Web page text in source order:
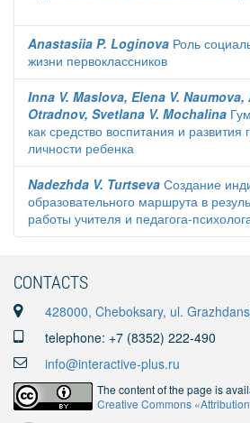
Anastasiia P. Loginova Роль
жизни первоклассников
Inna V. Maslova, Elena V.
Otradnov, Svetlana V. Mochalina
как средство воспитания и развития
личности ребенка
Nadezhda V. Turtseva Создание
образовательного маршрута в
работы учителя и педагога-
CONTACTS
428000, Cheboksary, ul.
telephone: +7 (8352) 222-490
info@interactive-plus.ru
The content of the page is
Creative Commons